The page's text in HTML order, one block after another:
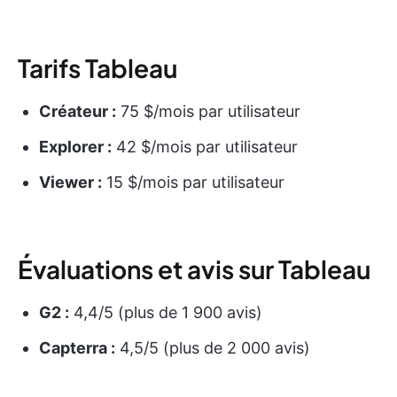
Tarifs Tableau
Créateur : 75 $/mois par utilisateur
Explorer : 42 $/mois par utilisateur
Viewer : 15 $/mois par utilisateur
Évaluations et avis sur Tableau
G2 : 4,4/5 (plus de 1 900 avis)
Capterra : 4,5/5 (plus de 2 000 avis)